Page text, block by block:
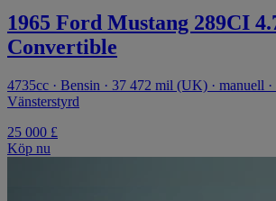
1965 Ford Mustang 289CI
Convertible
4735cc · Bensin · 37 472 mil (UK) · manuell ·
Vänsterstyrd
25 000 £
Köp nu